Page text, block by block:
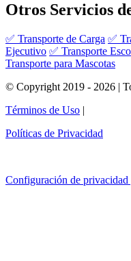
Otros Servicios
✅ Transporte de Carga ✅
Ejecutivo ✅ Transporte
Transporte para Mascotas
© Copyright 2019 - 2026 |
Términos de Uso |
Políticas de Privacidad
Configuración de privacidad